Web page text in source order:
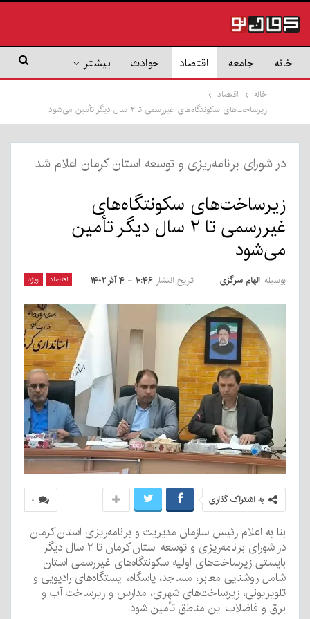
خانه جامعه اقتصاد حوادث بیشتر
خانه
اقتصاد
زیرساخت‌های سکونتگاه‌های غیررسمی تا ۲ سال دیگر تأمین می‌شود
در شورای برنامه‌ریزی و توسعه استان کرمان اعلام شد
زیرساخت‌های سکونتگاه‌های
غیررسمی تا ۲ سال دیگر تأمین
می‌شود
اقتصاد ویژه بوسیله الهام سرگزی تاریخ انتشار ۱۰:۴۶ - ۴ آذر ۱۴۰۲
۰ به اشتراک گذاری
بنا به اعلام رئیس سازمان مدیریت و برنامه‌ریزی استان کرمان
در شورای برنامه‌ریزی و توسعه استان کرمان تا ۲ سال دیگر
بایستی زیرساخت‌های اولیه سکونتگاه‌های غیررسمی استان
شامل روشنایی معابر، مساجد، پاسگاه، ایستگاه‌های رادیویی و
تلویزیونی، زیرساخت‌های شهری، مدارس و زیرساخت آب و
برق و فاضلاب این مناطق تأمین شود.